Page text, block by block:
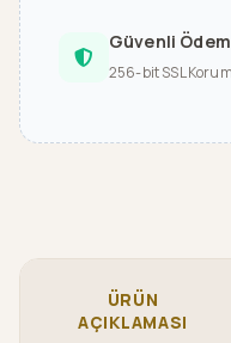
Güvenli
256-bit SSL
ÜRÜN
AÇIKLAMASI